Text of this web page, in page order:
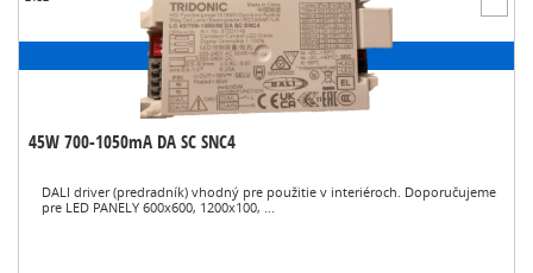
45W 700-1050mA DA SC SNC4
DALI driver (predradník) vhodný pre použitie v interiéroch. Doporučujeme
pre LED PANELY 600x600, 1200x100, ...